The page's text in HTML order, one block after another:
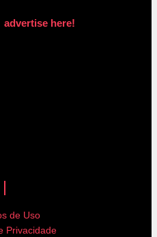
advertise here!
de Uso
Privacidade